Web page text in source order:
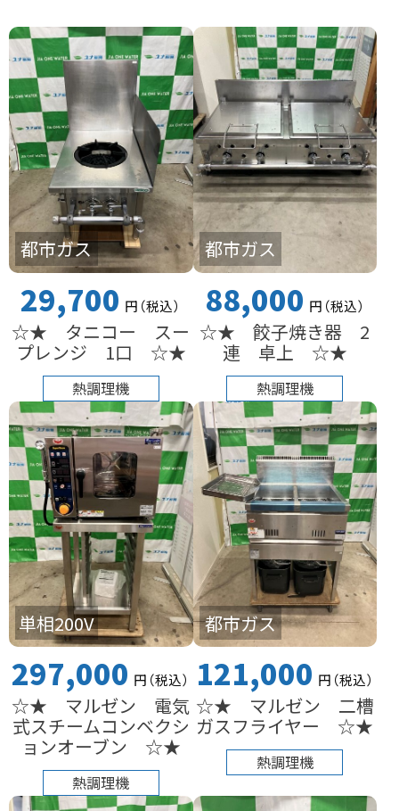
都市ガス
29,700 円（税込）
☆★ タニコー スー
プレンジ 1口 ☆★
熱調理機
都市ガス
88,000 円（税込）
☆★ 餃子焼き器 2
連 卓上 ☆★
熱調理機
単相200V
297,000 円（税込）
☆★ マルゼン 電気
式スチームコンベクシ
ョンオーブン ☆★
熱調理機
都市ガス
121,000 円（税込）
☆★ マルゼン 二槽
ガスフライヤー ☆★
熱調理機